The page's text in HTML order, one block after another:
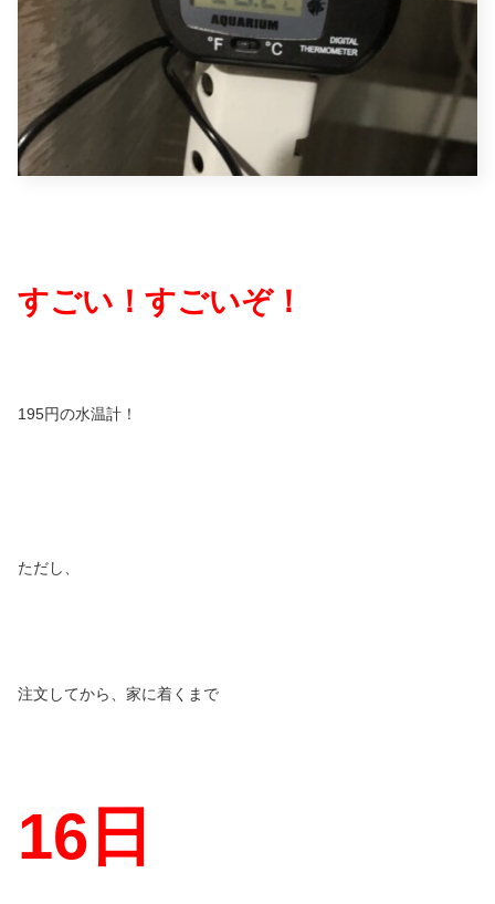
すごい！すごいぞ！
195円の水温計！
ただし、
注文してから、家に着くまで
16 日